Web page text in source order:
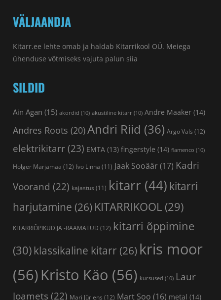
VÄLJAANDJA
Kitarr.ee lehte omab ja haldab Kitarrikool OÜ. Meiega
ühenduse võtmiseks vajuta palun siia
SILDID
Ain Agan (15) akordid (10) akustiline kitarr (10) Andre Maaker (14)
Andres Roots (20)Andri Riid (36) Argo Vals (12)
elektrikitarr(23) EMTA (13) fingerstyle (14) flamenco (10)
Holger Marjamaa (12) Ivo Linna (11) Jaak Sooäär(17) Kadri
Voorand (22) kajastus (11) kitarr (44) kitarri
harjutamine (26) KITARRIKOOL (29)
KITARRIÕPIKUD JA -RAAMATUD (12) kitarri õppimine
(30) klassikaline kitarr (26) kris moor
(56) Kristo Käo (56) kursused (10) Laur
Joamets (22) Mari Jürjens (12) Mart Soo (16) metal (14)